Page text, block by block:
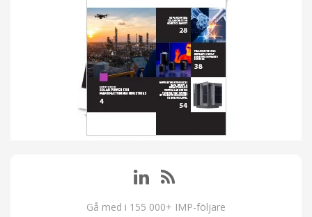
Gå med i 155 000+ IMP-följare